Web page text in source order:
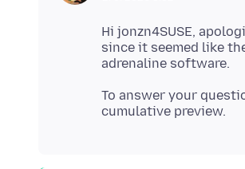
Hi jonzn4SUSE,
since it seemed like
To answer your